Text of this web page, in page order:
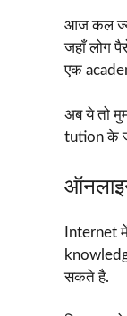
आज कल
जहाँ लोग
एक
अब ये तो
tution के
Internet
सकते है.